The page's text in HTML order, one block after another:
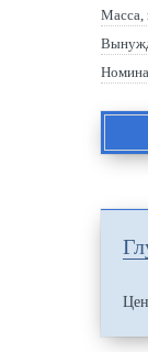
Масса,